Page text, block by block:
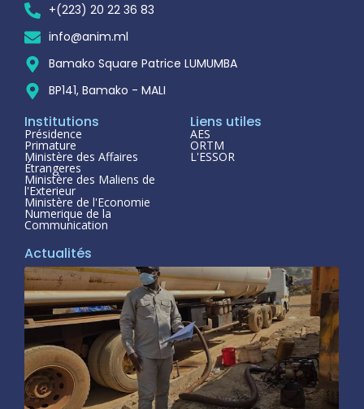
+(223) 20 22 36 83
info@anim.ml
Bamako Square Patrice LUMUMBA
BP141, Bamako - MALI
Institutions
Présidence
Primature
Ministère des Affaires
Étrangeres
Ministère des Maliens de
l'Exterieur
Ministère de l'Economie
Numerique de la
Communication
Liens utiles
AES
ORTM
L'ESSOR
Actualités